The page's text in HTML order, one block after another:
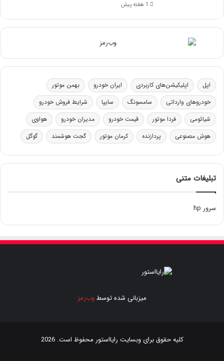
1 هفته پیش
اپل اپلیکیشن‌های کاربردی ایران خودرو
بهمن موتور
خودروهای وارداتی
سامسونگ سایپا
شرایط فروش خودرو
شیائومی
فردا موتور قیمت خودرو مدیران خودرو
هواوی
هوش مصنوعی
پردازنده کرمان موتور گجت هوشمند گوگل
تبلیغات متنی
سرور hp
میزبانی شده توسطوب‌رمز
کلیه حقوق برای وبسایت رایااستور محفوظ است. 2026